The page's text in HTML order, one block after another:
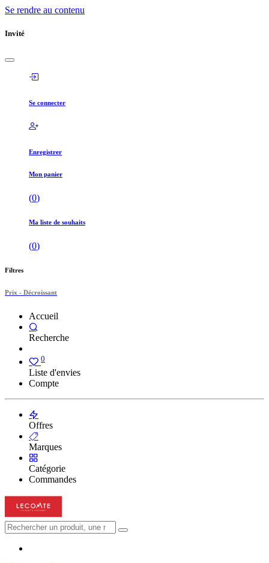
Se rendre au contenu
Invité
Se connecter
Enregistrer
Mon panier
(0)
Ma liste de souhaits
(0)
Filtres
Prix - Décroissant
Accueil
Recherche
0
Liste d'envies
Compte
Offres
Marques
Catégorie
Commandes